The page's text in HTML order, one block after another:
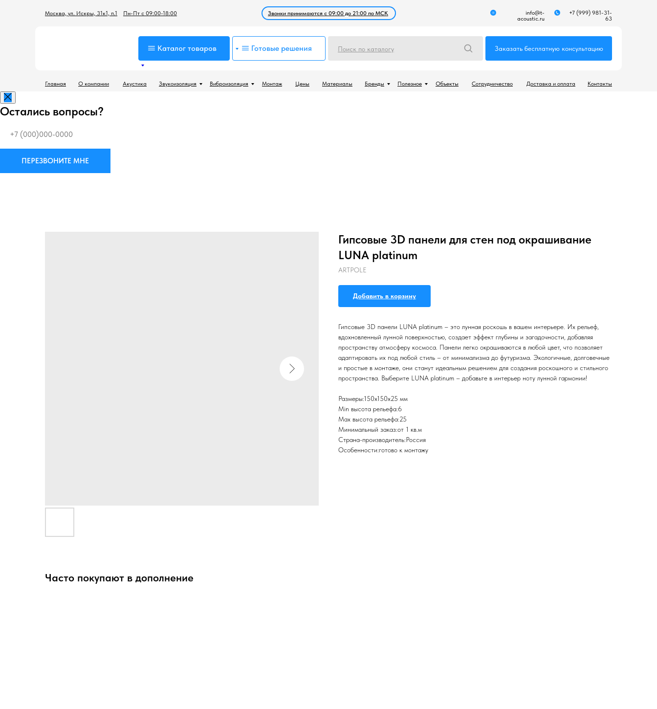
Поиск по каталогу Заказать бесплатную консультацию
+7 (999) 981-31-
63
Главная О компании Звукоизоляция Материалы
Акустика Полезное Объекты Сотрудничество Контакты
Виброизоляция Бренды
Монтаж Цены Доставка и оплата
info@t-
acoustic.ru
Каталог товаров Готовые решения
Москва, ул. Искры, 31к1, п.1 Пн-Пт с 09:00-18:00 Звонки принимаются с 09:00 до 21:00 по МСК
Остались вопросы?
ПЕРЕЗВОНИТЕ МНЕ
Гипсовые 3D панели для стен под окрашивание
LUNA platinum
ARTPOLE
Добавить в корзину
Гипсовые 3D панели LUNA platinum – это лунная роскошь в вашем интерьере. Их рельеф,
вдохновленный лунной поверхностью, создает эффект глубины и загадочности, добавляя
пространству атмосферу космоса. Панели легко окрашиваются в любой цвет, что позволяет
адаптировать их под любой стиль – от минимализма до футуризма. Экологичные, долговечные
и простые в монтаже, они станут идеальным решением для создания роскошного и стильного
пространства. Выберите LUNA platinum – добавьте в интерьер ноту лунной гармонии!
Размеры:150x150x25 мм
Min высота рельефа:6
Max высота рельефа:25
Минимальный заказ:от 1 кв.м
Страна-производитель:Россия
Особенности:готово к монтажу
Часто покупают в дополнение